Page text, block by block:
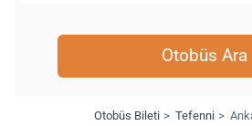
Otobüs Ara
Otobüs Bileti Tefenni